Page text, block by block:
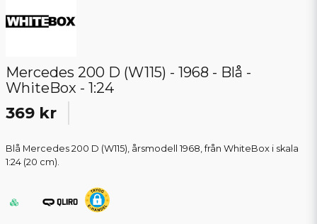
Mercedes 200 D (W115) - 1968 - Blå -
WhiteBox - 1:24
369 kr
Blå Mercedes 200 D (W115), årsmodell 1968, från WhiteBox i skala
1:24 (20 cm).